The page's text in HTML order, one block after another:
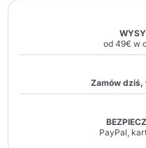
od 49€ w
Zamów dziś,
PayPal,